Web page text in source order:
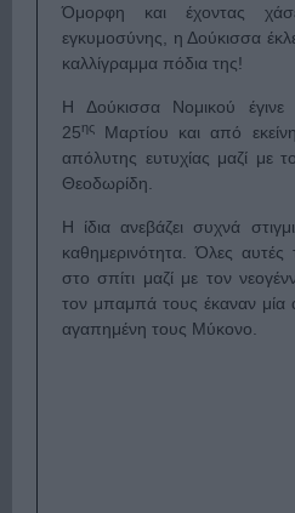
Όμορφη και έχοντας
εγκυμοσύνης, η Δούκισσα
καλλίγραμμα πόδια της!
Η Δούκισσα Νομικού
25ης
Μαρτίου και από
απόλυτης ευτυχίας μαζί με
Θεοδωρίδη.
Η ίδια ανεβάζει συχνά
καθημερινότητα. Όλες αυτές
στο σπίτι μαζί με τον
τον μπαμπά τους έκαναν
αγαπημένη τους Μύκονο.